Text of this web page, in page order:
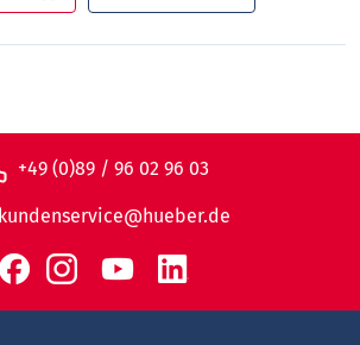
+49 (0)89 / 96 02 96 03
kundenservice@hueber.de